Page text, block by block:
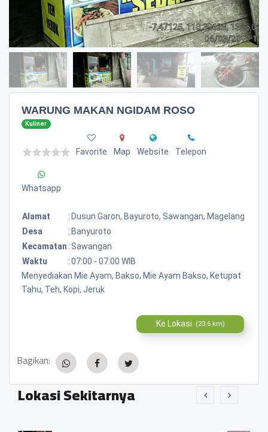
WARUNG MAKAN NGIDAM ROSO
Kuliner
Favorite Map Website Telepon
Whatsapp
Alamat : Dusun Garon, Bayuroto, Sawangan, Magelang
Desa
: Banyuroto
Kecamatan : Sawangan
Waktu
:07:00 - 07:00 WIB
Menyediakan Mie Ayam, Bakso, Mie Ayam Bakso, Ketupat
Tahu, Teh, Kopi, Jeruk
Ke Lokasi (23.6 km)
Bagikan:
Lokasi Sekitarnya